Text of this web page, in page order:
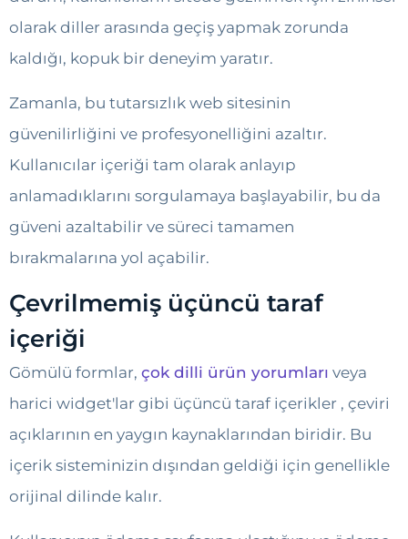
olarak diller arasında geçiş yapmak zorunda
kaldığı, kopuk bir deneyim yaratır.
Zamanla, bu tutarsızlık web sitesinin
güvenilirliğini ve profesyonelliğini azaltır.
Kullanıcılar içeriği tam olarak anlayıp
anlamadıklarını sorgulamaya başlayabilir, bu da
güveni azaltabilir ve süreci tamamen
bırakmalarına yol açabilir.
Çevrilmemiş üçüncü taraf
içeriği
Gömülü formlar, çok dilli ürün yorumları veya
harici widget'lar gibi üçüncü taraf içerikler , çeviri
açıklarının en yaygın kaynaklarından biridir. Bu
içerik sisteminizin dışından geldiği için genellikle
orijinal dilinde kalır.